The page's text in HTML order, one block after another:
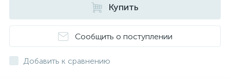
Купить
Сообщить о поступлении
Добавить к сравнению